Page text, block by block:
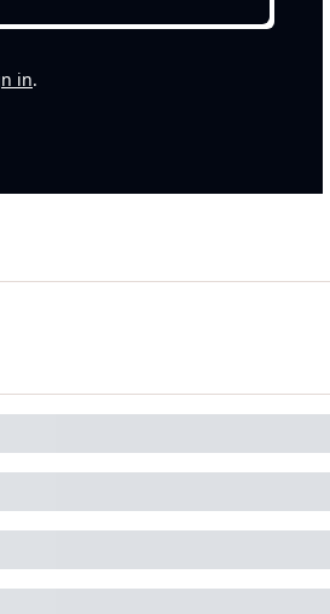
in.